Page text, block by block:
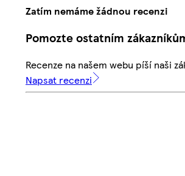
Zatím nemáme žádnou recenzi
Pomozte ostatním
Recenze na našem webu píší naši
Napsat recenzi